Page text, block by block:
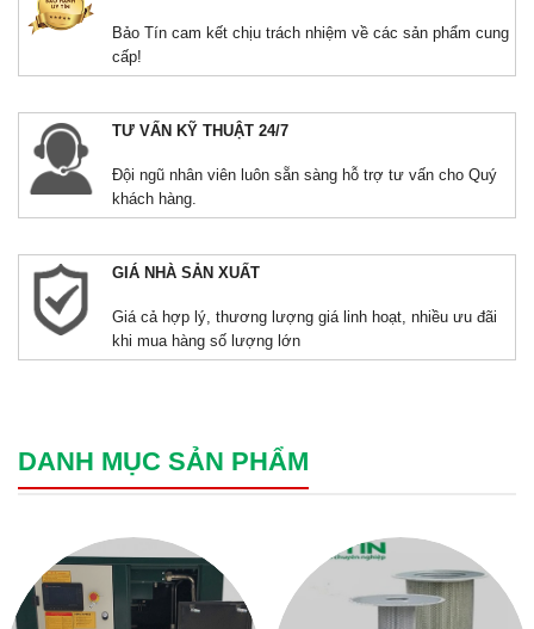
Bảo Tín cam kết chịu trách nhiệm về các sản phẩm cung
cấp!
TƯ VẤN KỸ THUẬT 24/7
Đội ngũ nhân viên luôn sẵn sàng hỗ trợ tư vấn cho Quý
khách hàng.
GIÁ NHÀ SẢN XUẤT
Giá cả hợp lý, thương lượng giá linh hoạt, nhiều ưu đãi
khi mua hàng số lượng lớn
DANH MỤC SẢN PHẨM